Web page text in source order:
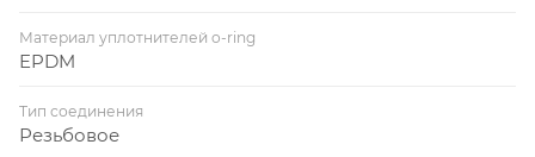
Материал уплотнителей o-ring
EPDM
Тип соединения
Резьбовое